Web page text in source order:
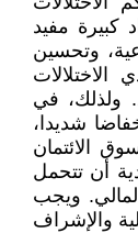
كبيرة مفيد
وتحسين
ولذلك، في
شديدا،
الائتمان
أن تتحمل
ويجب
والإشراف